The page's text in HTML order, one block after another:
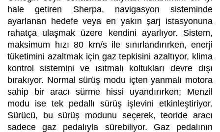
hale getiren Sherpa, navigasyon sisteminde
ayarlanan hedefe veya en yakın şarj istasyonuna
rahatça ulaşmak üzere kendini ayarlıyor. Sistem,
maksimum hızı 80 km/s ile sınırlandırırken, enerji
tüketimini azaltmak için gaz tepkisini azaltıyor, klima
kontrol sistemini ve ısıtmalı koltukları devre dışı
bırakıyor. Normal sürüş modu içten yanmalı motora
sahip bir aracı sürme hissi uyandırırken; Menzil
modu ise tek pedallı sürüş işlevini etkinleştiriyor.
Sürücü, bu sürüş modunu seçerek, teoride aracı
sadece gaz pedalıyla sürebiliyor. Gaz pedalının